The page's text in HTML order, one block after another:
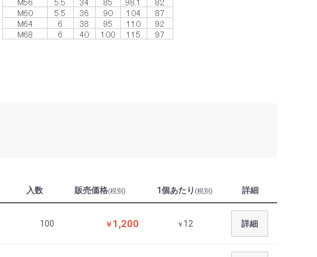
入数 販売価格(税別) 1個あたり (税別) 詳細
100 ￥ 1,200 ￥ 12 詳細